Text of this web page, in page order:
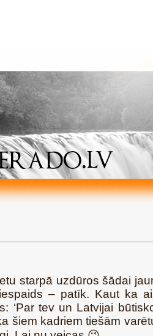
starpā uzdūros šādai
– patīk. Kaut ka
‘Par tev un Latvijai
šiem kadriem tiešām